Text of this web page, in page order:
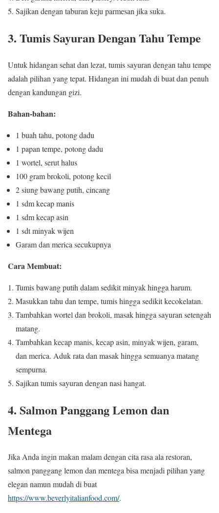
Sajikan dengan taburan keju parmesan jika suka.
3. Tumis Sayuran Dengan Tahu Tempe
Untuk hidangan sehat dan lezat, tumis sayuran dengan tahu tempe
adalah pilihan yang tepat. Hidangan ini mudah di buat dan penuh
dengan kandungan gizi.
Bahan-bahan:
1 buah tahu, potong dadu
1 papan tempe, potong dadu
1 wortel, serut halus
100 gram brokoli, potong kecil
2 siung bawang putih, cincang
1 sdm kecap manis
1 sdm kecap asin
1 sdt minyak wijen
Garam dan merica secukupnya
Cara Membuat:
Tumis bawang putih dalam sedikit minyak hingga harum.
Masukkan tahu dan tempe, tumis hingga sedikit kecokelatan.
Tambahkan wortel dan brokoli, masak hingga sayuran setengah
matang.
Tambahkan kecap manis, kecap asin, minyak wijen, garam,
dan merica. Aduk rata dan masak hingga semuanya matang
sempurna.
Sajikan tumis sayuran dengan nasi hangat.
4. Salmon Panggang Lemon dan
Mentega
Jika Anda ingin makan malam dengan cita rasa ala restoran,
salmon panggang lemon dan mentega bisa menjadi pilihan yang
elegan namun mudah di buat
https://www.beverlyitalianfood.com/.